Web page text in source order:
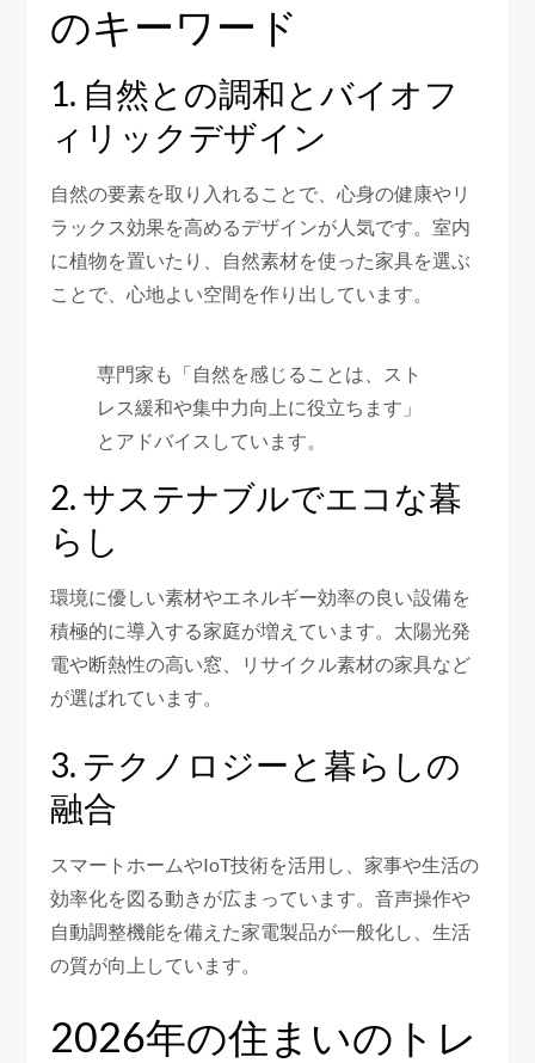
のキーワード
1. 自然との調和とバイオフ
ィリックデザイン
自然の要素を取り入れることで、心身の健康やリ
ラックス効果を高めるデザインが人気です。室内
に植物を置いたり、自然素材を使った家具を選ぶ
ことで、心地よい空間を作り出しています。
専門家も「自然を感じることは、スト
レス緩和や集中力向上に役立ちます」
とアドバイスしています。
2. サステナブルでエコな暮
らし
環境に優しい素材やエネルギー効率の良い設備を
積極的に導入する家庭が増えています。太陽光発
電や断熱性の高い窓、リサイクル素材の家具など
が選ばれています。
3. テクノロジーと暮らしの
融合
スマートホームやIoT技術を活用し、家事や生活の
効率化を図る動きが広まっています。音声操作や
自動調整機能を備えた家電製品が一般化し、生活
の質が向上しています。
2026年の住まいのトレ